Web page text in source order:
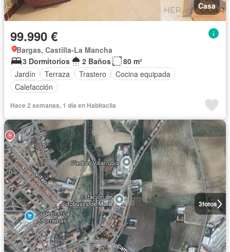
Casa
99.990 €
Bargas, Castilla-La Mancha
3 Dormitorios
2 Baños
80 m²
Jardín
Terraza Trastero
Cocina equipada
Calefacción
Hace 2 semanas, 1 día en Habitaclia
3fotos